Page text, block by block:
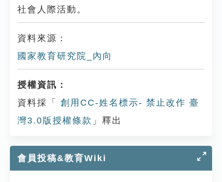
社會人際活動。
資料來源：
國家教育研究院_內向
授權資訊：
資料採「
創用CC-姓名標示- 禁止改作 臺
灣3.0版授權條款 」釋出
會員投稿&教育Wiki